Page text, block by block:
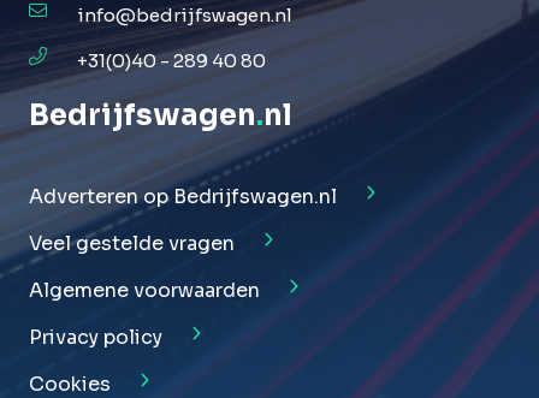
info@bedrijfswagen.nl
+31(0)40 - 289 40 80
Bedrijfswagen.nl
Adverteren op Bedrijfswagen.nl
Veel gestelde vragen
Algemene voorwaarden
Privacy policy
Cookies